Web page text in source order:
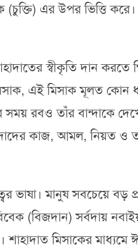
(চুক্তি) এর উপর ভিত্তি
স্বীকৃতি দান
এই মিসাক মূলত কোন
রবও তাঁর বান্দাকে
কাজ, আমল, নিয়ত ও
মানুষ সবচেয়ে বড়
(বিজদান) সর্বদায়
মিসাকের